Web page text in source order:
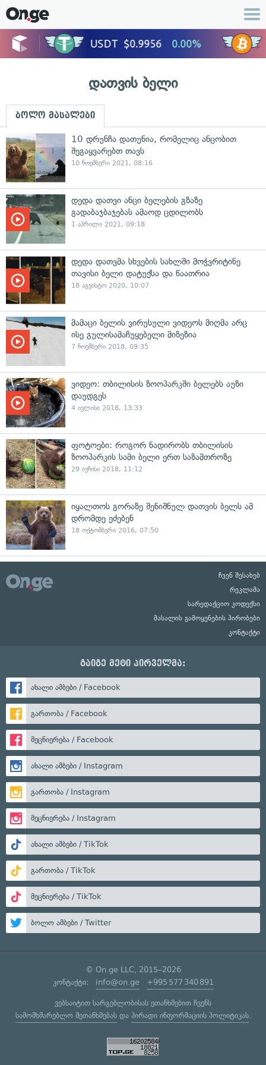
დათვის ბელი
ბოლო მასალები
10 დრუნჩა დათუნია, რომელიც ანცობით
შეგაყვარებთ თავს
10 ნოემბერი 2021, 08:16
დედა დათვი ანცი ბელების გზაზე
გადაბაჯბაჯებას ამაოდ ცდილობს
1 აპრილი 2021, 09:18
დედა დათვმა სხვების სახლში მოჭვრიტინე
თავისი ბელი დატუქსა და წაათრია
18 აგვისტო 2020, 10:07
მამაცი ბელის ვირუსული ვიდეოს მიღმა არც
ისე გულისამაჩუყებელი მიზეზია
7 ნოემბერი 2018, 09:35
ვიდეო: თბილისის ზოოპარკში ბელებს აუზი
დაუდგეს
4 ივლისი 2018, 13:33
ფოტოები: როგორ ნადირობს თბილისის
ზოოპარკის სამი ბელი ერთ საზამთროზე
29 ივნისი 2018, 11:12
იყალთოს გორაზე შენიშნულ დათვის ბელს ამ
დრომდე ეძებენ
18 ოქტომბერი 2016, 07:50
ჩვენ შესახებ
რეკლამა
სარედაქციო კოდექსი
მასალის გამოყენების პირობები
კონტაქტი
გაიგე მეტი პირველმა:
ახალი ამბები / Facebook
გართობა / Facebook
მეცნიერება / Facebook
ახალი ამბები / Instagram
გართობა / Instagram
მეცნიერება / Instagram
ახალი ამბები / TikTok
გართობა / TikTok
მეცნიერება / TikTok
ბოლო ამბები / Twitter
© On.ge LLC, 2015–2026
კონტაქტი: info@on.ge +995 577 340 891
ვებსაიტით სარგებლობისას ეთანხმებით ჩვენს
სამომხმარებლო შეთანხმებასდა პირადი ინფორმაციის პოლიტიკას.